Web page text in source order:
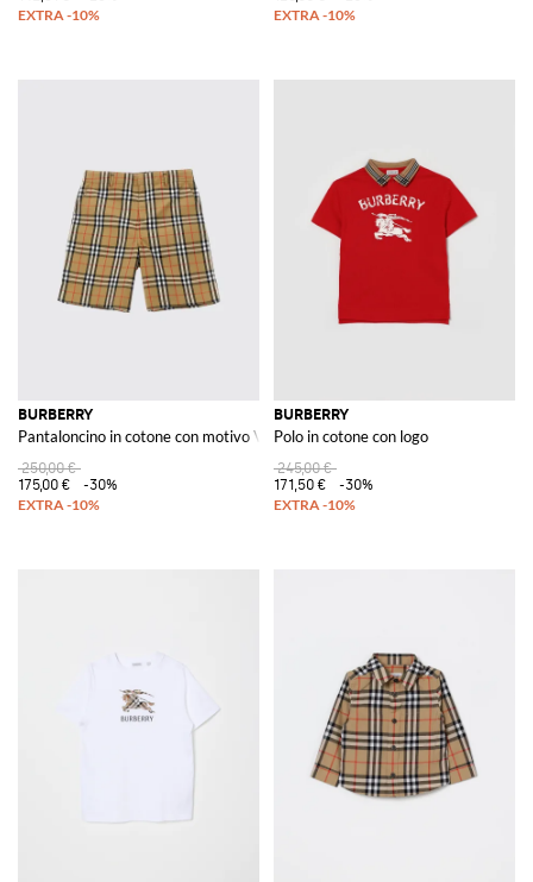
BURBERRY
Pantaloncino in cotone con motivo Vintage Check
250,00 €
175,00 €
-30%
BURBERRY
Polo in cotone con logo
245,00 €
171,50 €
-30%